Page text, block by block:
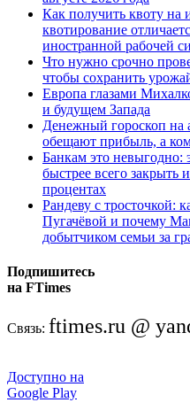
Как получить квоту на
квотирование
иностранной рабочей
Что нужно срочно
чтобы сохранить
Европа глазами
и будущем Запада
Денежный гороскоп на
обещают прибыль, а
Банкам это невыгодно:
быстрее всего закрыть
процентах
Рандеву с тросточкой:
Пугачёвой и почему
добытчиком семьи за
Подпишитесь
на FTimes
Связь: ftimes.ru @
Доступно на
Google Play